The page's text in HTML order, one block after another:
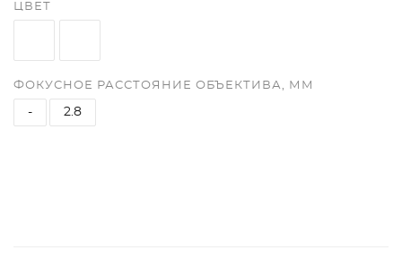
ЦВЕТ
ФОКУСНОЕ РАССТОЯНИЕ ОБЪЕКТИВА, ММ
- 2.8